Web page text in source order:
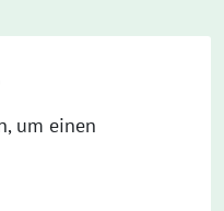
um einen